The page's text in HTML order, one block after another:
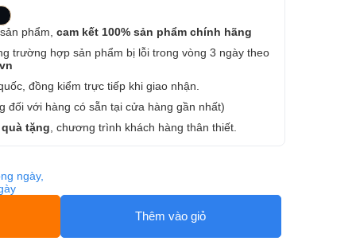
phẩm, cam kết 100% sản phẩm chính hãng
trường hợp sản phẩm bị lỗi trong vòng 3 ngày theo
đồng kiểm trực tiếp khi giao nhận.
đối với hàng có sẵn tại cửa hàng gần nhất)
tặng , chương trình khách hàng thân thiết.
ngày,
Thêm vào giỏ